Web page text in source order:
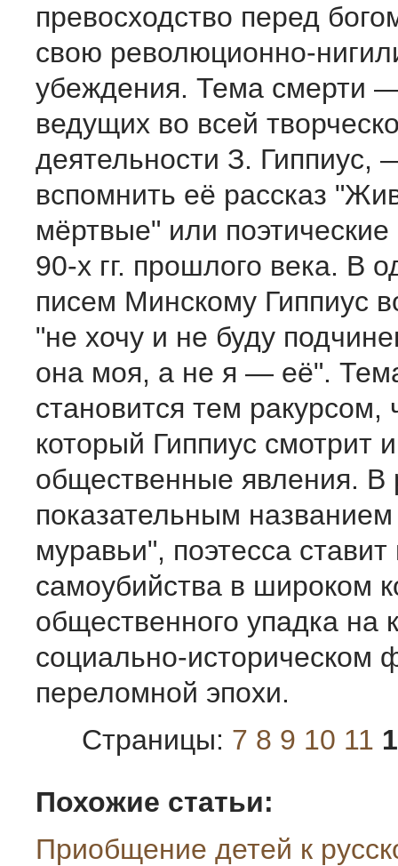
превосходство перед
свою революционно-
убеждения. Тема смерти
ведущих во всей
деятельности З. Гиппиус,
вспомнить её рассказ
мёртвые" или поэтические
90-х гг. прошлого века. В
писем Минскому Гиппиус
"не хочу и не буду
она моя, а не я — её".
становится тем ракурсом,
который Гиппиус смотрит
общественные явления. В
показательным
муравьи", поэтесса
самоубийства в широком
общественного упадка на
социально-историческом
переломной эпохи.
Страницы: 7 8 9 10 11
Похожие статьи:
Приобщение детей к